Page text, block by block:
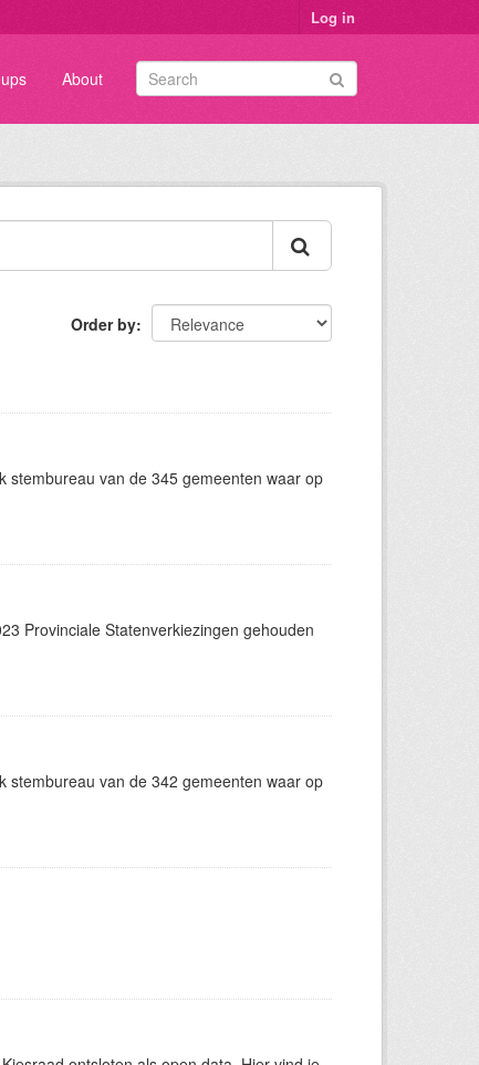
Log in
About
Order by
stembureau van de 345 gemeenten waar op
Provinciale Statenverkiezingen gehouden
stembureau van de 342 gemeenten waar op